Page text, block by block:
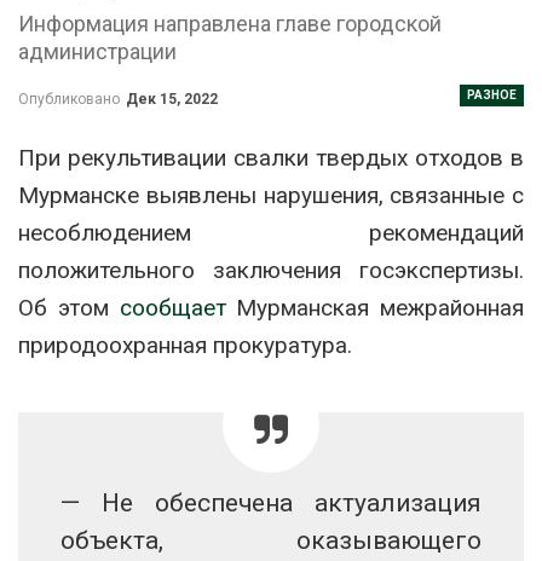
Информация направлена главе городской
администрации
РАЗНОЕ
Опубликовано Дек 15, 2022
При рекультивации свалки твердых отходов в
Мурманске выявлены нарушения, связанные с
несоблюдением рекомендаций
положительного заключения госэкспертизы.
Об этом сообщаетМурманская межрайонная
природоохранная прокуратура.
— Не обеспечена актуализация
объекта, оказывающего